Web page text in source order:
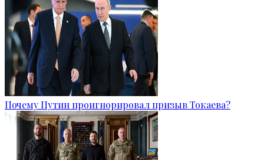
Почему Путин проигнорировал призыв Токаева?